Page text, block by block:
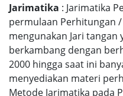
Jarimatika : Jarimatika
permulaan Perhitungan
mengunakan Jari tangan
berkambang dengan
2000 hingga saat ini
menyediakan materi
Metode Jarimatika pada